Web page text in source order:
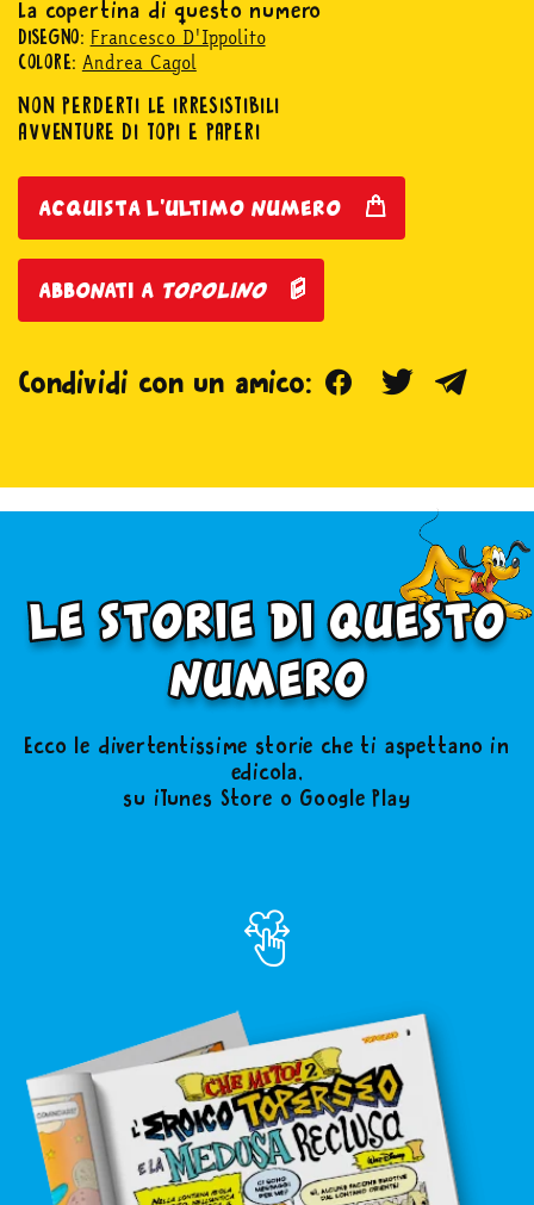
La copertina di questo numero
DISEGNO: Francesco D'Ippolito
COLORE: Andrea Cagol
NON PERDERTI LE IRRESISTIBILI
AVVENTURE DI TOPI E PAPERI
acquista l'ultimo numero
abbonati a topolino
Condividi con un amico: FacebookTwitter
le storie di questo
numero
Ecco le divertentissime storie che ti aspettano in
edicola,
su iTunes Store o Google Play